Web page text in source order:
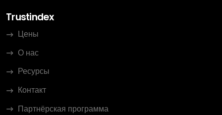
Trustindex
Цены
О нас
Ресурсы
Контакт
Партнёрская программа